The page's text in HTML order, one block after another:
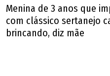
Menina de 3 anos que
com clássico sertanejo
brincando, diz mãe